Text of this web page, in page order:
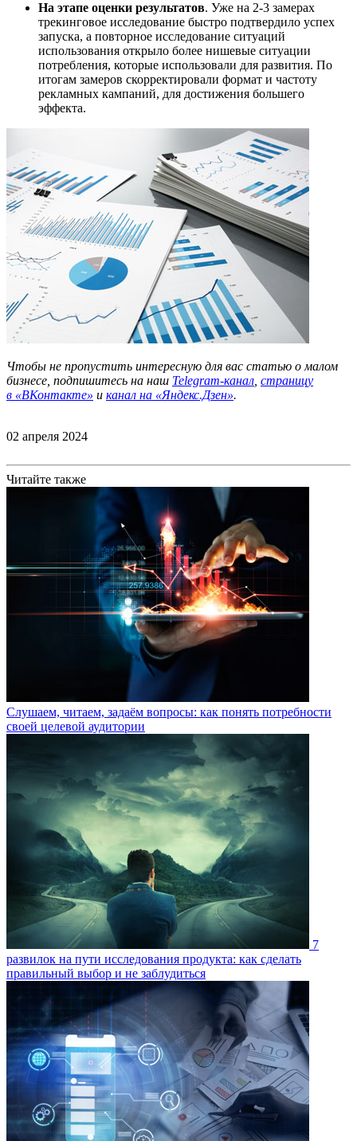
На этапе оценки результатов. Уже на 2-3 замерах
трекинговое исследование быстро подтвердило успех
запуска, а повторное исследование ситуаций
использования открыло более нишевые ситуации
потребления, которые использовали для развития. По
итогам замеров скорректировали формат и частоту
рекламных кампаний, для достижения большего
эффекта.
Чтобы не пропустить интересную для вас статью о малом
бизнесе, подпишитесь на наш Telegram-канал страницу
в «ВКонтакте» и канал на «Яндекс.Дзен».
02 апреля 2024
Читайте также
Слушаем, читаем, задаём вопросы: как понять потребности
своей целевой аудитории
7
развилок на пути исследования продукта: как сделать
правильный выбор и не заблудиться